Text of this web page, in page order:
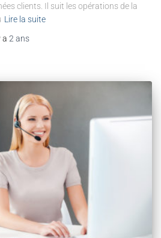
clients. Il suit les opérations de la
Lire la suite
a 2 ans